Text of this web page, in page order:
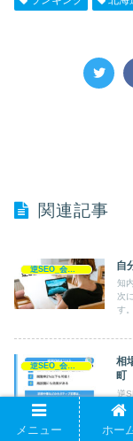
関連記事
自
知
次
す
相
町
逆
ら
あ
メニュー ホー